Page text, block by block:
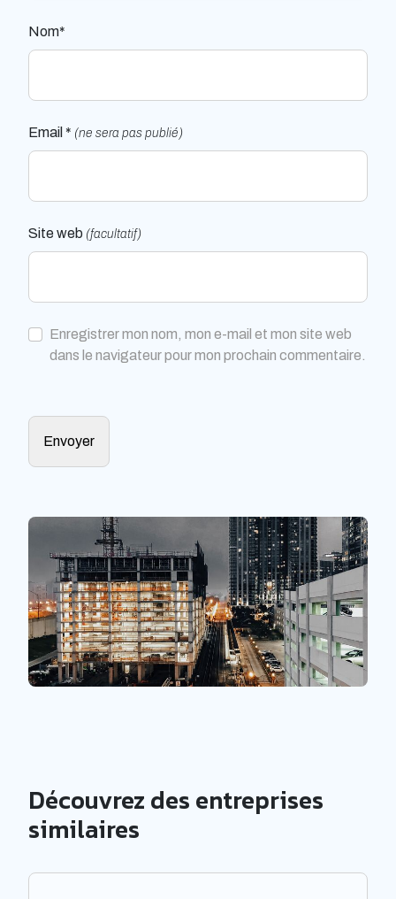
Nom*
Email * (ne sera pas publié)
Site web (facultatif)
Enregistrer mon nom, mon e-mail et mon site web
dans le navigateur pour mon prochain commentaire.
Découvrez des entreprises
similaires